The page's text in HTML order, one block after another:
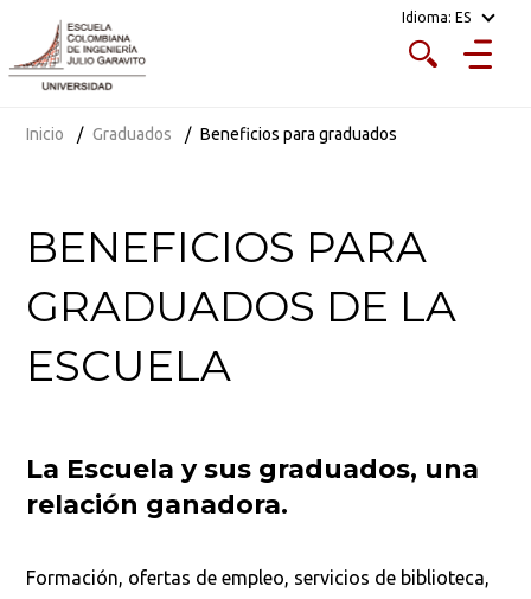
Idioma: ES
Inicio Graduados Beneficios para graduados
BENEFICIOS PARA
GRADUADOS DE LA
ESCUELA
La Escuela y sus graduados, una
relación ganadora.
Formación, ofertas de empleo, servicios de biblioteca,